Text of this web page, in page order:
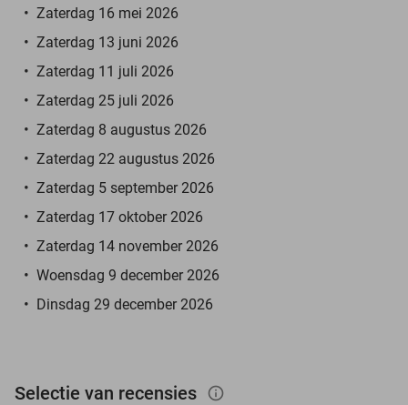
Zaterdag 16 mei 2026
Zaterdag 13 juni 2026
Zaterdag 11 juli 2026
Zaterdag 25 juli 2026
Zaterdag 8 augustus 2026
Zaterdag 22 augustus 2026
Zaterdag 5 september 2026
Zaterdag 17 oktober 2026
Zaterdag 14 november 2026
Woensdag 9 december 2026
Dinsdag 29 december 2026
Selectie van recensies info_outlined